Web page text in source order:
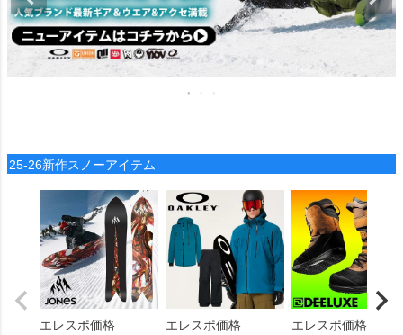
25-26新作スノーアイテム
エレスポ価格
エレスポ価格
エレスポ価格